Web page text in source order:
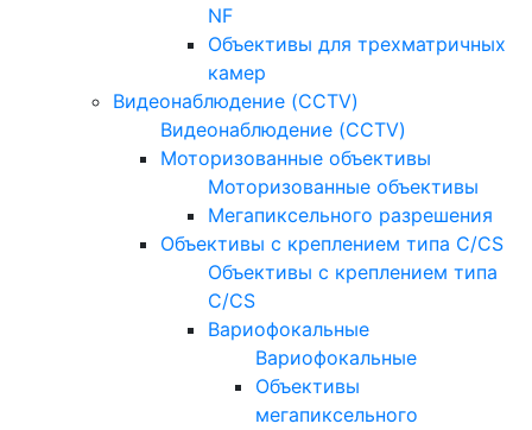
NF
Объективы для трехматричных
камер
Видеонаблюдение (CCTV)
Видеонаблюдение (CCTV)
Моторизованные объективы
Моторизованные объективы
Мегапиксельного разрешения
Объективы с креплением типа C/CS
Объективы с креплением типа
C/CS
Вариофокальные
Вариофокальные
Объективы
мегапиксельного